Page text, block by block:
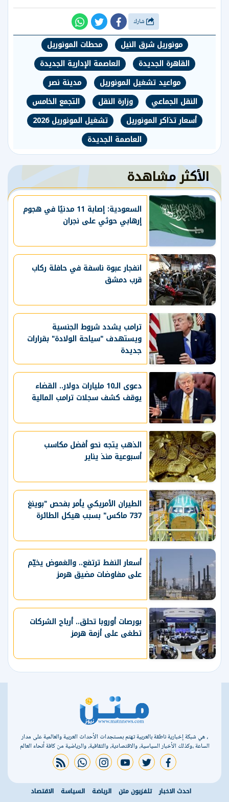
مونوريل شرق النيل
محطات المونوريل
القاهرة الجديدة
العاصمة الإدارية الجديدة
مواعيد تشغيل المونوريل
مدينة نصر
النقل الجماعي
وزارة النقل
التجمع الخامس
أسعار تذاكر المونوريل
تشغيل المونوريل 2026
العاصمة الجديدة
الأكثر مشاهدة
السعودية: إصابة 11 مدنيًا في هجوم
إرهابي حوثي على نجران
انفجار عبوة ناسفة في حافلة ركاب
قرب دمشق
ترامب يشدد شروط الجنسية
ويستهدف "سياحة الولادة" بقرارات
جديدة
دعوى الـ10 مليارات دولار.. القضاء
يوقف كشف سجلات ترامب المالية
الذهب يتجه نحو أفضل مكاسب
أسبوعية منذ يناير
الطيران الأمريكي يأمر بفحص "بوينغ
737 ماكس" بسبب هيكل الطائرة
أسعار النفط ترتفع.. والغموض يخيّم
على مفاوضات مضيق هرمز
بورصات أوروبا تحلق.. أرباح الشركات
تطغى على أزمة هرمز
، هي شبكة إخبارية ناطقة بالعربية تهتم بمستجدات الأحداث العربية والعالمية على مدار
الساعة ،وكذلك الأخبار السياسية، والاقتصادية، والثقافية، والرياضية من كافة أنحاء العالم
facebook
twitter
youtube
instagram
whatsapp
rss feed
احدث الاخبار تلفزيون متن الرياضة السياسة الاقتصاد